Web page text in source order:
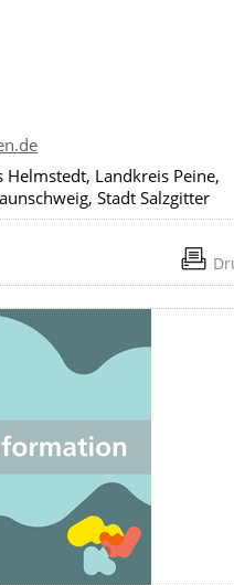
Helmstedt, Landkreis Peine,
Stadt Salzgitter